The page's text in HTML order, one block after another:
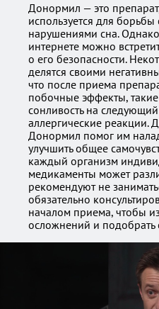
Донормил — это
используется для
нарушениями сна.
интернете можно
о его безопасности.
делятся своими
что после приема
побочные эффекты,
сонливость на
аллергические реакции.
Донормил помог им
улучшить общее
каждый организм
медикаменты может
рекомендуют не
обязательно
началом приема, чтобы
осложнений и подобрать